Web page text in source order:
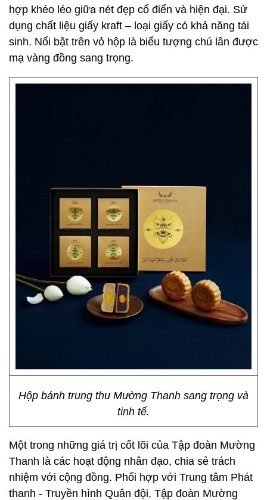
hợp khéo léo giữa nét đẹp cổ điển và hiện đại. Sử
dụng chất liệu giấy kraft – loại giấy có khả năng tái
sinh. Nổi bật trên vỏ hộp là biểu tượng chú lân được
mạ vàng đồng sang trọng.
Hộp bánh trung thu Mường Thanh sang trọng và
tinh tế.
Một trong những giá trị cốt lõi của Tập đoàn Mường
Thanh là các hoạt động nhân đạo, chia sẻ trách
nhiệm với cộng đồng. Phối hợp với Trung tâm Phát
thanh - Truyền hình Quân đội, Tập đoàn Mường